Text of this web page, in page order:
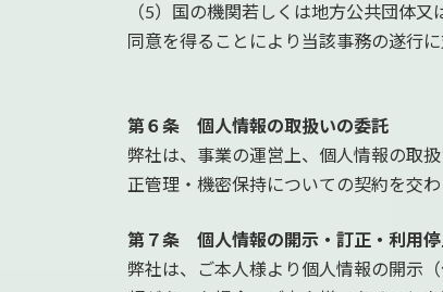
（5）国の機関若しくは地方公共団体
同意を得ることにより当該事務の遂行
第６条 個人情報の取扱いの委託
弊社は、事業の運営上、個人情報の取
正管理・機密保持についての契約を交
第７条 個人情報の開示・訂正・利用
弊社は、ご本人様より個人情報の開示